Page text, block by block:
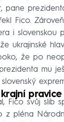
pane
Fico.
i slovenskou
ukrajinské
že po
mu
pravice
Fico svůj slib
z pléna